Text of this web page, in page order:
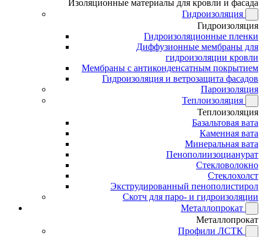
Изоляционные материалы для кровли и фасада
Гидроизоляция
Гидроизоляция
Гидроизоляционные пленки
Диффузионные мембраны для
гидроизоляции кровли
Мембраны с антиконденсатным покрытием
Гидроизоляция и ветрозащита фасадов
Пароизоляция
Теплоизоляция
Теплоизоляция
Базальтовая вата
Каменная вата
Минеральная вата
Пенополиизоцианурат
Стекловолокно
Стеклохолст
Экструдированный пенополистирол
Скотч для паро- и гидроизоляции
Металлопрокат
Металлопрокат
Профили ЛСТК